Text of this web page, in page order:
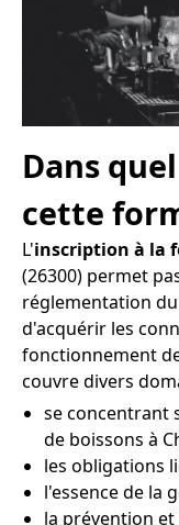
Dans
cette
L'inscription à la
(26300) permet
réglementation
d'acquérir les
fonctionnement
couvre divers
se concentrant
de boissons à
les obligations
l'essence de la
la prévention